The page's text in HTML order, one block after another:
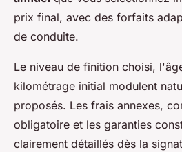
prix final, avec des forfaits
de conduite.
Le niveau de finition choisi,
kilométrage initial modulent
proposés. Les frais annexes,
obligatoire et les garanties
clairement détaillés dès la